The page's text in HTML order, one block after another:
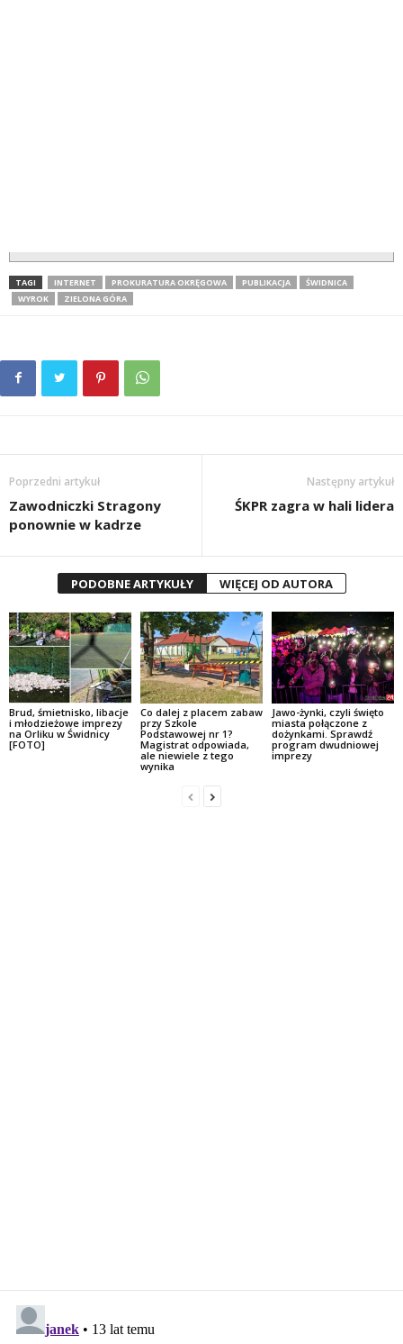
TAGI INTERNET PROKURATURA OKRĘGOWA PUBLIKACJA
ŚWIDNICA
WYROK
ZIELONA GÓRA
Poprzedni artykuł
Zawodniczki Stragony
ponownie w kadrze
Następny artykuł
ŚKPR zagra w hali lidera
PODOBNE ARTYKUŁY WIĘCEJ OD AUTORA
Brud, śmietnisko, libacje
i młodzieżowe imprezy
na Orliku w Świdnicy
[FOTO]
Co dalej z placem zabaw
przy Szkole
Podstawowej nr 1?
Magistrat odpowiada,
ale niewiele z tego
wynika
Jawo-żynki, czyli święto
miasta połączone z
dożynkami. Sprawdź
program dwudniowej
imprezy